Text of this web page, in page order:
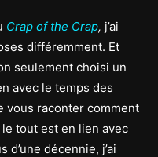
Crap of the Crap, j’ai
différemment. Et
seulement choisi un
avec le temps des
vous raconter comment
le tout est en lien avec
d’une décennie, j’ai